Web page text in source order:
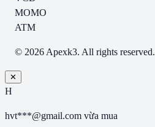
MOMO
ATM
© 2026 Apexk3. All rights reserved.
✕
H
hvt***@gmail.com vừa mua